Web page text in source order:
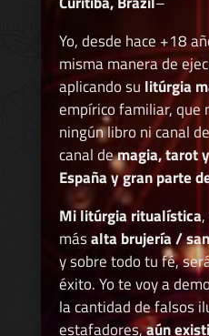
Yo, desde hace +18
misma manera de
aplicando su litúrgia
empírico familiar, que
ningún libro ni canal
canal demagia, tarot
España y gran parte
Mi litúrgia ritualística,
másalta brujería /
y sobre todo tu fé,
éxito. Yo te voy a
la cantidad de falsos
estafadores,aún